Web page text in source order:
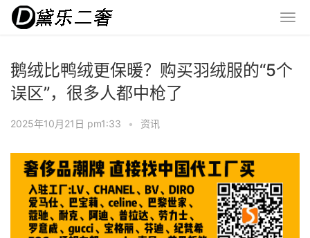
鹅绒比鸭绒更保暖？购买羽绒服的“5个
误区”，很多人都中枪了
2025年10月21日 pm1:33 • 资讯